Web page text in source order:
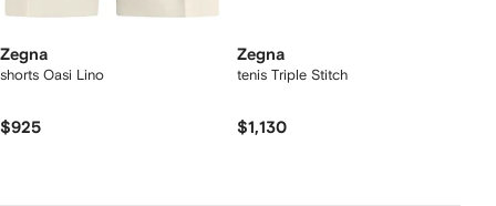
Zegna
shorts Oasi Lino
$925
Zegna
tenis Triple Stitch
$1,130